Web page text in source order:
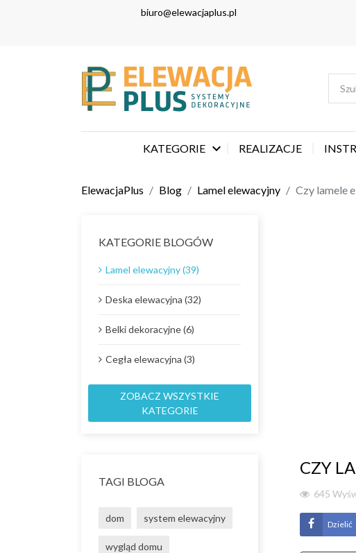
biuro@elewacjaplus.pl
KATEGORIE  REALIZACJE
ElewacjaPlus Blog Lamel elewacyjny Czy lamele
KATEGORIE BLOGÓW
Lamel elewacyjny (39)
Deska elewacyjna (32)
Belki dekoracyjne (6)
Cegła elewacyjna (3)
ZOBACZ WSZYSTKIE
KATEGORIE
TAGI BLOGA
dom system elewacyjny
wygląd domu
CZY
645
Dzielić